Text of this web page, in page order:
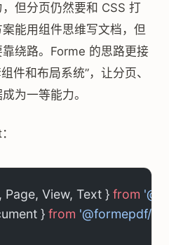
但分页仍然要和 CSS 打
能用组件思维写文档，但
绕路。Forme 的思路更接
件和布局系统”，让分页、
为一等能力。
Page, View, Text } from
} from '@formepdf/